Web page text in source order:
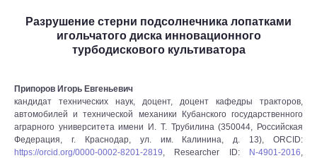
Разрушение стерни подсолнечника лопатками
игольчатого диска инновационного
турбодискового культиватора
Припоров Игорь Евгеньевич
кандидат технических наук, доцент, доцент кафедры тракторов,
автомобилей и технической механики Кубанского государственного
аграрного университета имени И. Т. Трубилина (350044, Российская
Федерация, г. Краснодар, ул. им. Калинина, д. 13), ORCID:
https://orcid.org/0000-0002-8201-2819, Researcher ID: N-4901-2016,